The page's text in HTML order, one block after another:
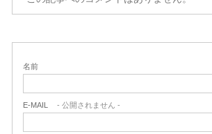
名前
E-MAIL - 公開されません -